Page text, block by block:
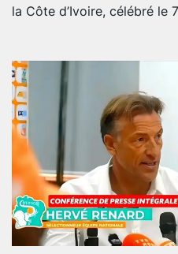
la Côte d’Ivoire, célébré le